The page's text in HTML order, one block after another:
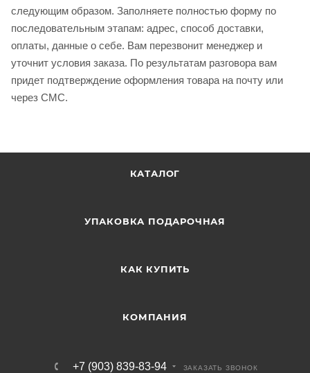
следующим образом. Заполняете полностью форму по
последовательным этапам: адрес, способ доставки,
оплаты, данные о себе. Вам перезвонит менеджер и
уточнит условия заказа. По результатам разговора вам
придет подтверждение оформления товара на почту или
через СМС.
КАТАЛОГ
УПАКОВКА ПОДАРОЧНАЯ
КАК КУПИТЬ
КОМПАНИЯ
+7 (903) 839-83-94 ЗАКАЗАТЬ ЗВОНОК